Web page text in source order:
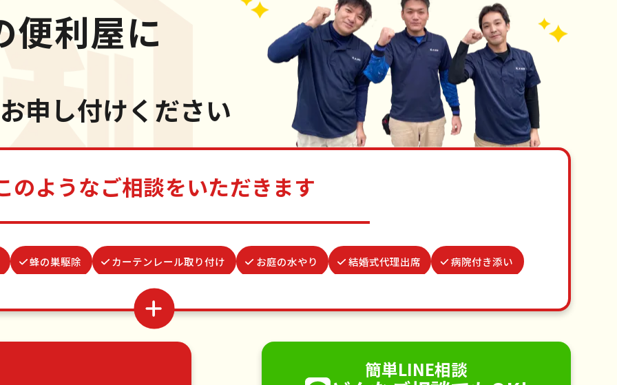
便利屋に
お申し付けください
のようなご相談をいただきます
蜂の巣駆除 カーテンレール取り付け お庭の水やり 結婚式代理出席 病院付き添い
ベランダ掃除
雨どい修理・掃除
簡単LINE相談